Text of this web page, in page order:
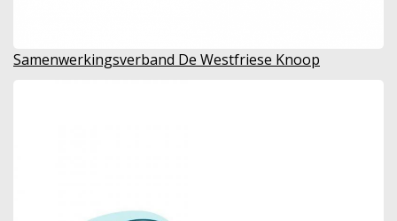
Samenwerkingsverband De Westfriese Knoop